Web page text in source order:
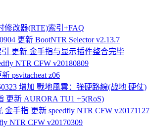
修改器(RTE)索引+FAQ
更新 BootNTR Selector v2.13.7
更新 金手指与显示插件整合完毕
NTR CFW v20180809
psvitacheat z06
增加 戰地風雲：強硬路線(战地 硬仗)
更新 AURORA TU1 +5(RoS)
手指 更新 speedfly NTR CFW v20171127
NTR CFW v20170309